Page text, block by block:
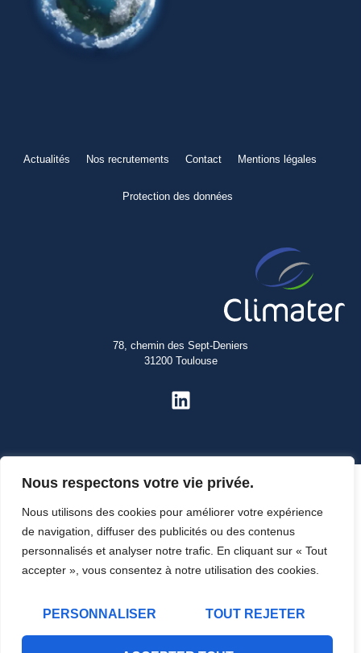
Nous respectons votre vie privée.
Nous utilisons des cookies pour améliorer votre expérience
de navigation, diffuser des publicités ou des contenus
personnalisés et analyser notre trafic. En cliquant sur « Tout
accepter », vous consentez à notre utilisation des cookies.
PERSONNALISER TOUT REJETER
Actualités Nos recrutements Contact Mentions légales
Protection des données
78, chemin des Sept-Deniers
31200 Toulouse